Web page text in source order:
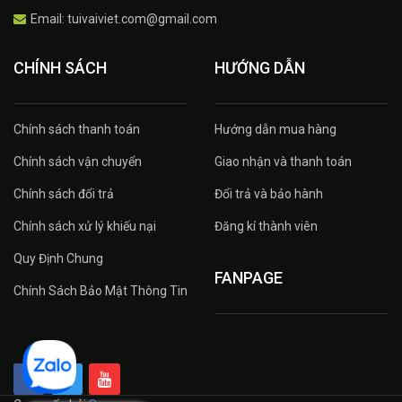
Email: tuivaiviet.com@gmail.com
CHÍNH SÁCH
Chính sách thanh toán
Chính sách vận chuyển
Chính sách đổi trả
Chính sách xử lý khiếu nại
Quy Định Chung
Chính Sách Bảo Mật Thông Tin
HƯỚNG DẪN
Hướng dẫn mua hàng
Giao nhận và thanh toán
Đổi trả và bảo hành
Đăng kí thành viên
FANPAGE